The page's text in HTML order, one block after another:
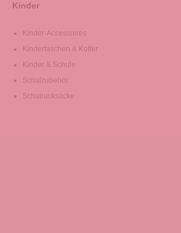
Kinder
Kinder-Accessoires
Kindertaschen & Koffer
Kinder & Schule
Schulzubehör
Schulrucksäcke